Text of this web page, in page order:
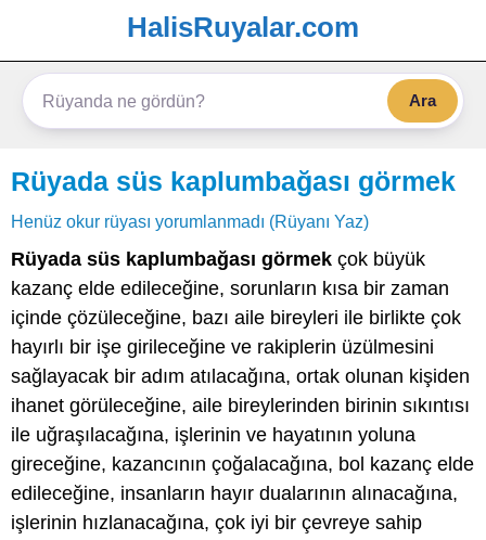
HalisRuyalar.com
Ara
Rüyada süs kaplumbağası görmek
Henüz okur rüyası yorumlanmadı (Rüyanı Yaz)
Rüyada süs kaplumbağası görmek çok büyük
kazanç elde edileceğine, sorunların kısa bir zaman
içinde çözüleceğine, bazı aile bireyleri ile birlikte çok
hayırlı bir işe girileceğine ve rakiplerin üzülmesini
sağlayacak bir adım atılacağına, ortak olunan kişiden
ihanet görüleceğine, aile bireylerinden birinin sıkıntısı
ile uğraşılacağına, işlerinin ve hayatının yoluna
gireceğine, kazancının çoğalacağına, bol kazanç elde
edileceğine, insanların hayır dualarının alınacağına,
işlerinin hızlanacağına, çok iyi bir çevreye sahip